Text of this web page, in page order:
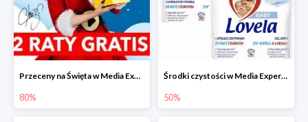
Przeceny na Święta w Media Expert do -80% i 2 raty gratis
80%
Środki czystości w Media Expert do -50%
50%